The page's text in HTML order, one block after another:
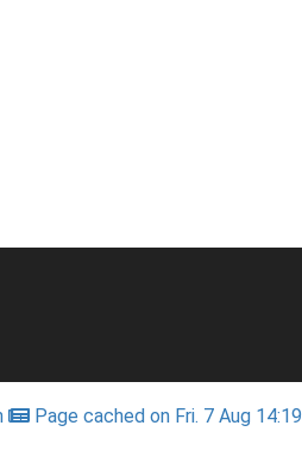
Page cached on Fri. 7 Aug 14:19